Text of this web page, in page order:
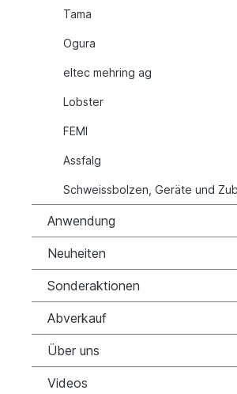
Tama
Ogura
eltec mehring ag
Lobster
FEMI
Assfalg
Schweissbolzen, Geräte und
Anwendung
Neuheiten
Sonderaktionen
Abverkauf
Über uns
Videos